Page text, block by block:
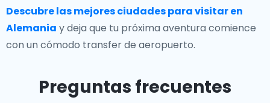
Descubre las mejores ciudades para visitar en
Alemania y deja que tu próxima aventura comience
con un cómodo transfer de aeropuerto.
Preguntas frecuentes